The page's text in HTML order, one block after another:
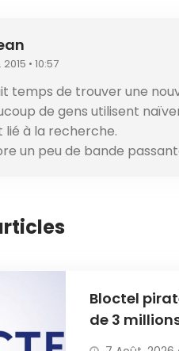
• 10:57
temps de trouver une
de gens utilisent
lié à la recherche.
un peu de bande
Bloctel
de 3